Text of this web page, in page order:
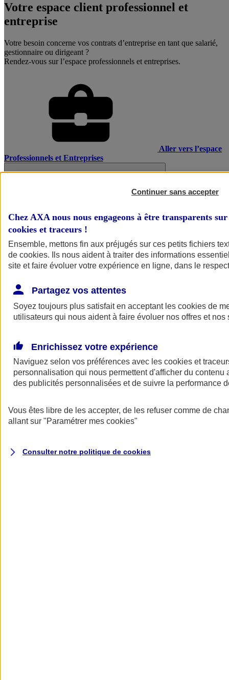
Votre espace client professionnel et
entreprise
Votre besoin concerne vos contrats d’entreprise en tant que salarié,
gestionnaire ou dirigeant ?
Rendez-vous sur l’espace professionnels et entreprises.
Aller vers l’espace
Professionnels et Entreprises
AXA Assurance
Continuer sans accepter
Chez AXA nous nous engageons à être transparents
cookies et traceurs !
Ensemble, mettons fin aux préjugés sur ces petits fichiers
de cookies. Ils nous aident à traiter des informations
site et faire évoluer votre expérience en ligne, dans le
Partagez vos attentes
Soyez toujours plus satisfait en acceptant les cookies de
utilisateurs qui nous aident à faire évoluer nos offres et nos
Enrichissez votre expérience
Naviguez selon vos préférences avec les cookies et
personnalisation qui nous permettent d'afficher du contenu
des publicités personnalisées et de suivre la performance
Vous êtes libre de les accepter, de les refuser comme de
allant sur "Paramétrer mes cookies"
Consulter notre politique de cookies